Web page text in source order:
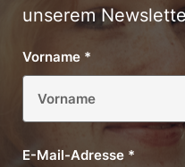
unserem
Vorname *
E-Mail-Adresse *